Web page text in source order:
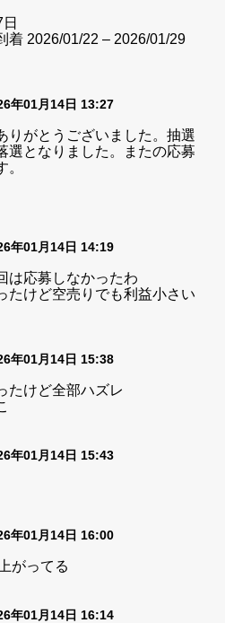
着 2026/01/22 – 2026/01/29
年01月14日 13:27
りがとうございました。抽選
選となりました。またの応募
年01月14日 14:19
は応募しなかったわ
たけど空売りでも利益小さい
年01月14日 15:38
たけど全部ハズレ
年01月14日 15:43
年01月14日 16:00
がってる
年01月14日 16:14